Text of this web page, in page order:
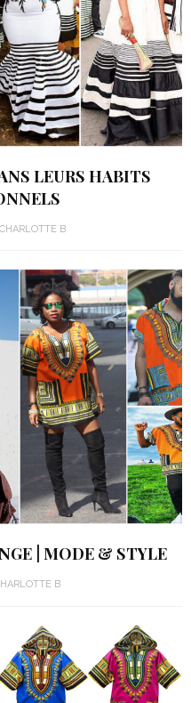
LEURS HABITS
CHARLOTTE B
| MODE & STYLE
B